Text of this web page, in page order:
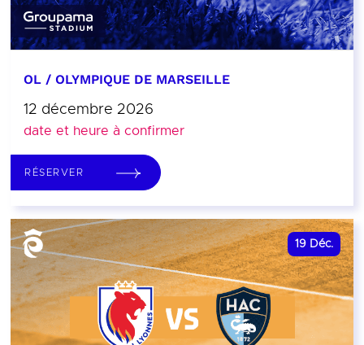
OL / OLYMPIQUE DE MARSEILLE
12 décembre 2026
date et heure à confirmer
RÉSERVER
19 Déc.